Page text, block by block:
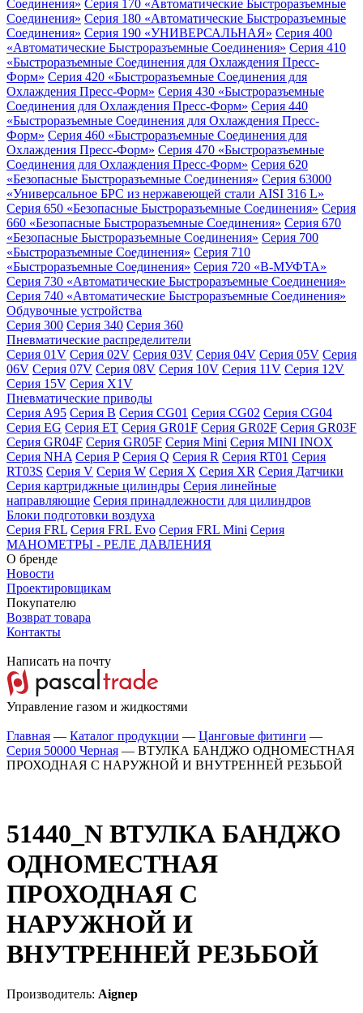
Соединения» Серия 170 «Автоматические Быстроразъемные
Соединения» Серия 180 «Автоматические Быстроразъемные
Соединения» Серия 190 «УНИВЕРСАЛЬНАЯ» Серия 400
«Автоматические Быстроразъемные Соединения» Серия 410
«Быстроразъемные Соединения для Охлаждения Пресс-
Форм» Серия 420 «Быстроразъемные Соединения для
Охлаждения Пресс-Форм» Серия 430 «Быстроразъемные
Соединения для Охлаждения Пресс-Форм» Серия 440
«Быстроразъемные Соединения для Охлаждения Пресс-
Форм» Серия 460 «Быстроразъемные Соединения для
Охлаждения Пресс-Форм» Серия 470 «Быстроразъемные
Соединения для Охлаждения Пресс-Форм» Серия 620
«Безопасные Быстроразъемные Соединения» Серия 63000
«Универсальное БРС из нержавеющей стали AISI 316 L»
Серия 650 «Безопасные Быстроразъемные Соединения» Серия
660 «Безопасные Быстроразъемные Соединения» Серия 670
«Безопасные Быстроразъемные Соединения» Серия 700
«Быстроразъемные Соединения» Серия 710
«Быстроразъемные Соединения» Серия 720 «B-МУФТА»
Серия 730 «Автоматические Быстроразъемные Соединения»
Серия 740 «Автоматические Быстроразъемные Соединения»
Обдувочные устройства
Серия 300 Серия 340 Серия 360
Пневматические распределители
Серия 01V Серия 02V Серия 03V Серия 04V Серия 05V Серия
06V Серия 07V Серия 08V Серия 10V Серия 11V Серия 12V
Серия 15V Серия X1V
Пневматические приводы
Серия A95 Серия B Серия CG01 Серия CG02 Серия CG04
Серия EG Серия ET Серия GR01F Серия GR02F Серия GR03F
Серия GR04F Серия GR05F Серия Mini Серия MINI INOX
Серия NHA Серия P Серия Q Серия R Серия RT01 Серия
RT03S Серия V Серия W Серия X Серия XR Серия Датчики
Серия картриджные цилиндры Серия линейные
направляющие Серия принадлежности для цилиндров
Блоки подготовки воздуха
Серия FRL Серия FRL Evo Серия FRL Mini Серия
МАНОМЕТРЫ - РЕЛЕ ДАВЛЕНИЯ
О бренде
Новости
Проектировщикам
Покупателю
Возврат товара
Контакты
Написать на почту
Управление газом и жидкостями
Главная — Каталог продукции — Цанговые фитинги —
Серия 50000 Черная — ВТУЛКА БАНДЖО ОДНОМЕСТНАЯ
ПРОХОДНАЯ С НАРУЖНОЙ И ВНУТРЕННЕЙ РЕЗЬБОЙ
51440_N ВТУЛКА БАНДЖО
ОДНОМЕСТНАЯ
ПРОХОДНАЯ С
НАРУЖНОЙ И
ВНУТРЕННЕЙ РЕЗЬБОЙ
Производитель: Aignep